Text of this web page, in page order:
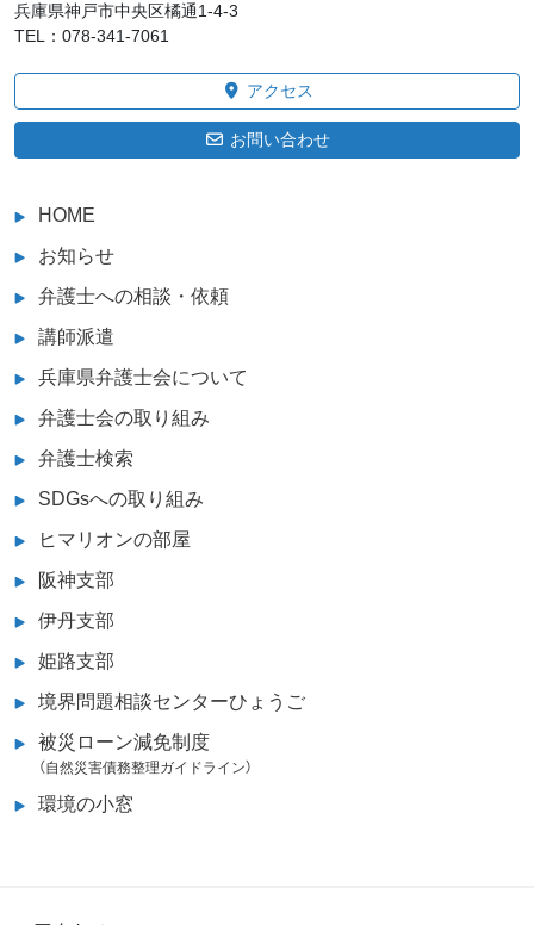
兵庫県神戸市中央区橘通1-4-3
TEL：078-341-7061
アクセス
お問い合わせ
HOME
お知らせ
弁護士への相談・依頼
講師派遣
兵庫県弁護士会について
弁護士会の取り組み
弁護士検索
SDGsへの取り組み
ヒマリオンの部屋
阪神支部
伊丹支部
姫路支部
境界問題相談センターひょうご
被災ローン減免制度
（自然災害債務整理ガイドライン）
環境の小窓